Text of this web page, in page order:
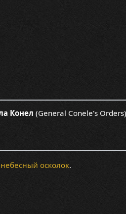
Конел (General Conele's
небесный осколок.